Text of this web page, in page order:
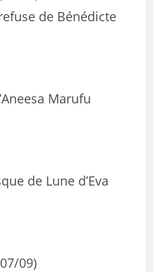
de Bénédicte
Marufu
de Lune d’Eva
09)